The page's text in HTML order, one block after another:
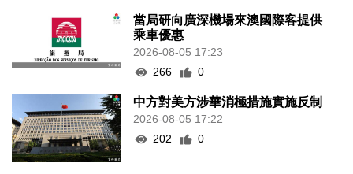
當局研向廣深機場來澳國際客提供
乘車優惠
2026-08-05 17:23
266
0
中方對美方涉華消極措施實施反制
2026-08-05 17:22
202
0